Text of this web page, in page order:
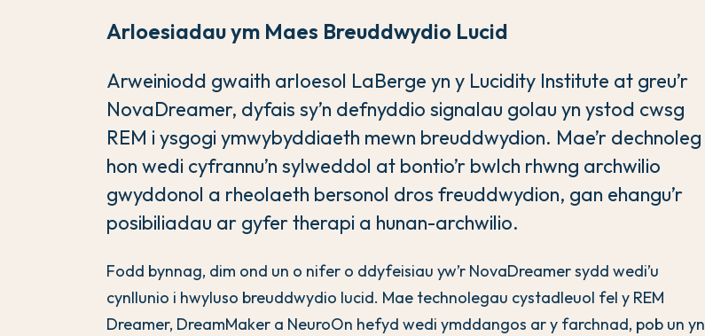
Arloesiadau ym Maes Breuddwydio Lucid
Arweiniodd gwaith arloesol LaBerge yn y Lucidity Institute at greu’r
NovaDreamer, dyfais sy’n defnyddio signalau golau yn ystod cwsg
REM i ysgogi ymwybyddiaeth mewn breuddwydion. Mae’r dechnoleg
hon wedi cyfrannu’n sylweddol at bontio’r bwlch rhwng archwilio
gwyddonol a rheolaeth bersonol dros freuddwydion, gan ehangu’r
posibiliadau ar gyfer therapi a hunan-archwilio.
Fodd bynnag, dim ond un o nifer o ddyfeisiau yw’r NovaDreamer sydd wedi’u
cynllunio i hwyluso breuddwydio lucid. Mae technolegau cystadleuol fel y REM
Dreamer, DreamMaker a NeuroOn hefyd wedi ymddangos ar y farchnad, pob un yn